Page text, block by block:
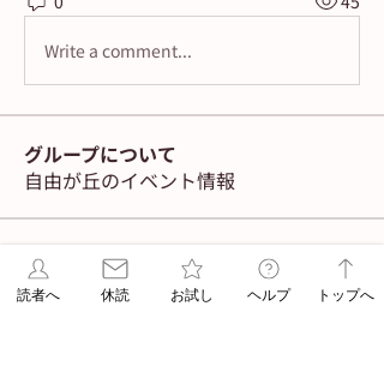
Write a comment...
グループについて
自由が丘のイベント情報
メンバー
navigator
Admin
フォロー
読者へ 休読 お試し ヘルプ トップへ